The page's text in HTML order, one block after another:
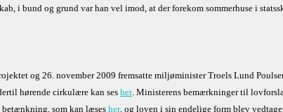
i bund og grund var han vel imod, at der forekom sommerhuse i
og 26. november 2009 fremsatte miljøminister Troels Lund
hørende cirkulære kan sesher. Ministerens bemærkninger til
betænkning, som kan læsesher, og loven i sin endelige form blev